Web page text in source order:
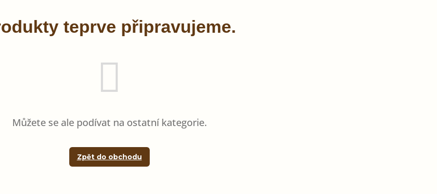
teprve připravujeme.
Můžete se ale podívat na ostatní kategorie.
Zpět do obchodu